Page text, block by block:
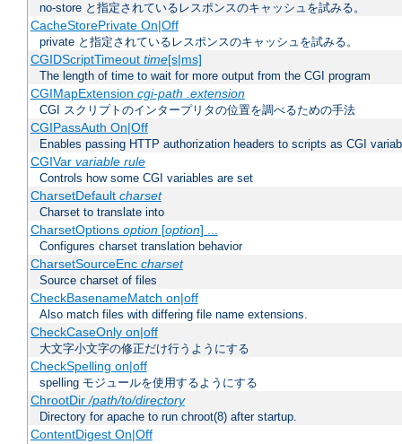
no-store と指定されているレスポンスのキャッシュを試みる。
CacheStorePrivate On|Off
private と指定されているレスポンスのキャッシュを試みる。
CGIDScriptTimeout time[s|ms]
The length of time to wait for more output from the CGI program
CGIMapExtension cgi-path .extension
CGI スクリプトのインタープリタの位置を調べるための手法
CGIPassAuth On|Off
Enables passing HTTP authorization headers to scripts as CGI
CGIVar variable rule
Controls how some CGI variables are set
CharsetDefault charset
Charset to translate into
CharsetOptions option[option] ...
Configures charset translation behavior
CharsetSourceEnc charset
Source charset of files
CheckBasenameMatch on|off
Also match files with differing file name extensions.
CheckCaseOnly on|off
大文字小文字の修正だけ行うようにする
CheckSpelling on|off
spelling モジュールを使用するようにする
ChrootDir/path/to/directory
Directory for apache to run chroot(8) after startup.
ContentDigest On|Off